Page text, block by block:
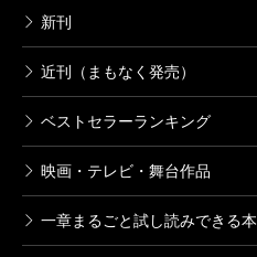
新刊
近刊（まもなく発売）
ベストセラーランキング
映画・テレビ・舞台作品
一章まるごと試し読みできる本